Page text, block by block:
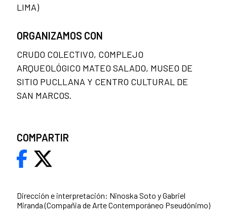
Dirección e interpretación: Ninoska Soto y Gabriel
Miranda (Compañia de Arte Contemporáneo Pseudónimo)
LIMA)
ORGANIZAMOS CON
CRUDO COLECTIVO, COMPLEJO
ARQUEOLÓGICO MATEO SALADO, MUSEO DE
SITIO PUCLLANA Y CENTRO CULTURAL DE
SAN MARCOS.
COMPARTIR